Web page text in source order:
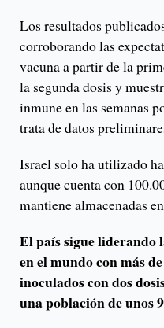
Los resultados
corroborando las
vacuna a partir de la
la segunda dosis y
inmune en las semanas
trata de datos
Israel solo ha utilizado
aunque cuenta con
mantiene almacenadas
El país sigue liderando
en el mundo con más
inoculados con dos
una población de unos